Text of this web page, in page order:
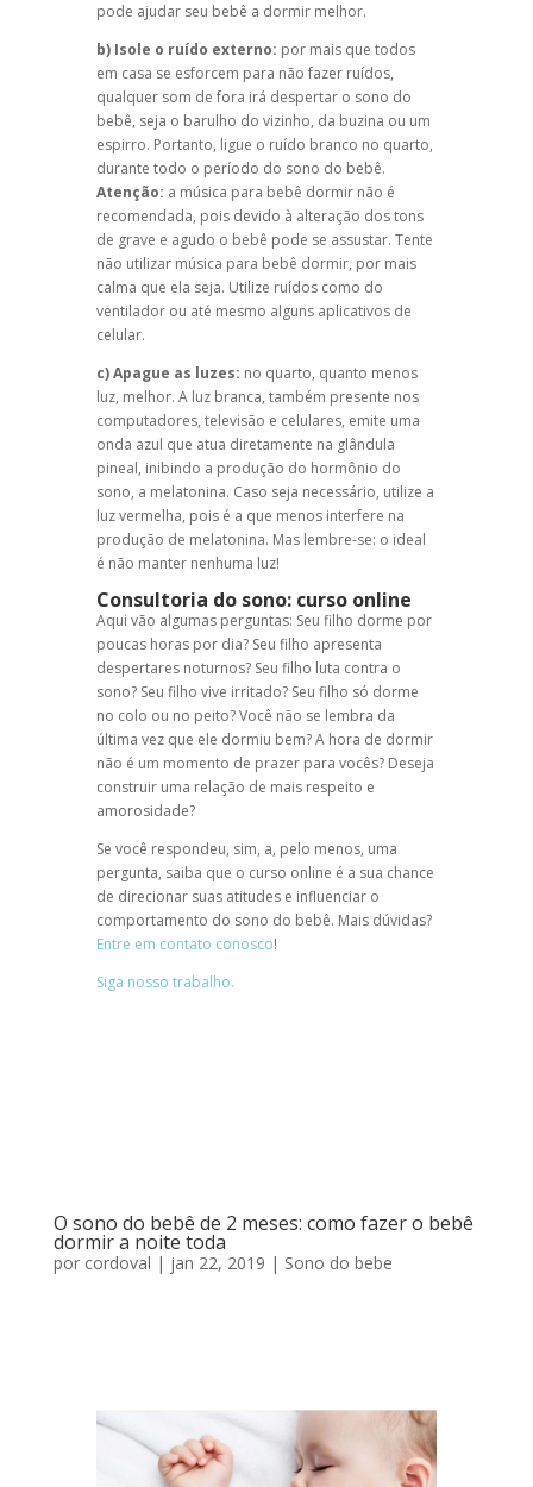
pode ajudar seu bebê a dormir melhor.
b) Isole o ruído externo: por mais que todos
em casa se esforcem para não fazer ruídos,
qualquer som de fora irá despertar o sono do
bebê, seja o barulho do vizinho, da buzina ou um
espirro. Portanto, ligue o ruído branco no quarto,
durante todo o período do sono do bebê.
Atenção: a música para bebê dormir não é
recomendada, pois devido à alteração dos tons
de grave e agudo o bebê pode se assustar. Tente
não utilizar música para bebê dormir, por mais
calma que ela seja. Utilize ruídos como do
ventilador ou até mesmo alguns aplicativos de
celular.
c) Apague as luzes: no quarto, quanto menos
luz, melhor. A luz branca, também presente nos
computadores, televisão e celulares, emite uma
onda azul que atua diretamente na glândula
pineal, inibindo a produção do hormônio do
sono, a melatonina. Caso seja necessário, utilize a
luz vermelha, pois é a que menos interfere na
produção de melatonina. Mas lembre-se: o ideal
é não manter nenhuma luz!
Consultoria do sono: curso online
Aqui vão algumas perguntas: Seu filho dorme por
poucas horas por dia? Seu filho apresenta
despertares noturnos? Seu filho luta contra o
sono? Seu filho vive irritado? Seu filho só dorme
no colo ou no peito? Você não se lembra da
última vez que ele dormiu bem? A hora de dormir
não é um momento de prazer para vocês? Deseja
construir uma relação de mais respeito e
amorosidade?
Se você respondeu, sim, a, pelo menos, uma
pergunta, saiba que o curso online é a sua chance
de direcionar suas atitudes e influenciar o
comportamento do sono do bebê. Mais dúvidas?
Entre em contato conosco!
Siga nosso trabalho.
O sono do bebê de 2 meses: como fazer o bebê
dormir a noite toda
por cordoval | jan 22, 2019 | Sono do bebe